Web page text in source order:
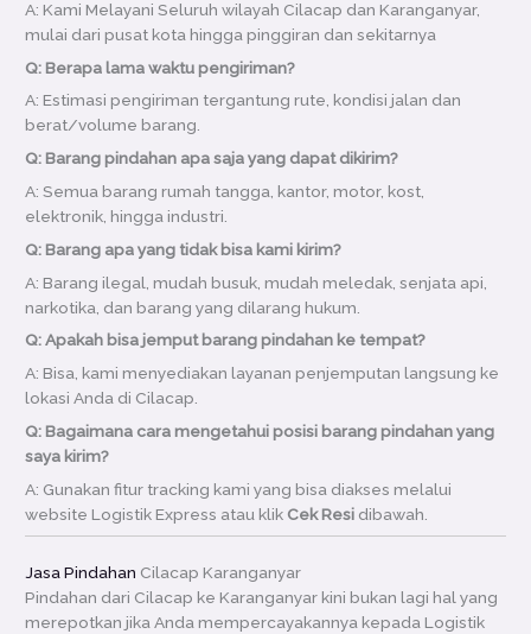
A: Kami Melayani Seluruh wilayah Cilacap dan Karanganyar,
mulai dari pusat kota hingga pinggiran dan sekitarnya
Q: Berapa lama waktu pengiriman?
A: Estimasi pengiriman tergantung rute, kondisi jalan dan
berat/volume barang.
Q: Barang pindahan apa saja yang dapat dikirim?
A: Semua barang rumah tangga, kantor, motor, kost,
elektronik, hingga industri.
Q: Barang apa yang tidak bisa kami kirim?
A: Barang ilegal, mudah busuk, mudah meledak, senjata api,
narkotika, dan barang yang dilarang hukum.
Q: Apakah bisa jemput barang pindahan ke tempat?
A: Bisa, kami menyediakan layanan penjemputan langsung ke
lokasi Anda di Cilacap.
Q: Bagaimana cara mengetahui posisi barang pindahan yang
saya kirim?
A: Gunakan fitur tracking kami yang bisa diakses melalui
website Logistik Express atau klik Cek Resi dibawah.
Jasa Pindahan Cilacap Karanganyar
Pindahan dari Cilacap ke Karanganyar kini bukan lagi hal yang
merepotkan jika Anda mempercayakannya kepada Logistik